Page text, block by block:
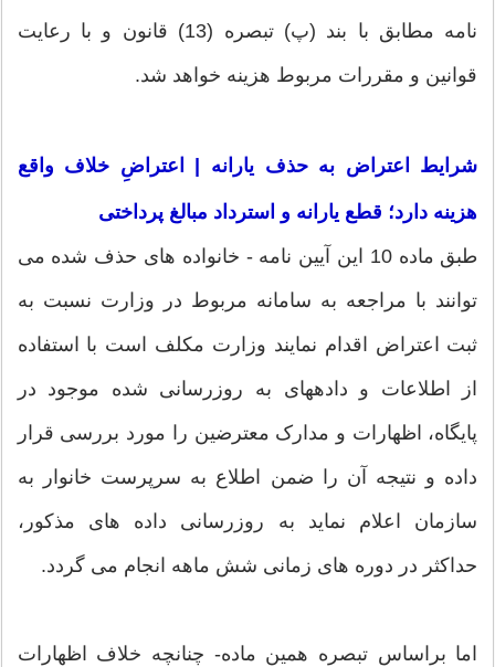
نامه مطابق با بند (پ) تبصره (13) قانون و با رعایت
قوانین و مقررات مربوط هزینه خواهد شد.
شرایط اعتراض به حذف یارانه | اعتراضِ خلاف واقع
هزینه دارد؛ قطع یارانه و استرداد مبالغ پرداختی
طبق ماده 10 این آیین نامه - خانواده های حذف شده می
توانند با مراجعه به سامانه مربوط در وزارت نسبت به
ثبت اعتراض اقدام نمایند وزارت مکلف است با استفاده
از اطلاعات و دادههای به روزرسانی شده موجود در
پایگاه، اظهارات و مدارک معترضین را مورد بررسی قرار
داده و نتیجه آن را ضمن اطلاع به سرپرست خانوار به
سازمان اعلام نماید به روزرسانی داده های مذکور،
حداکثر در دوره های زمانی شش ماهه انجام می گردد.
اما براساس تبصره همین ماده- چنانچه خلاف اظهارات